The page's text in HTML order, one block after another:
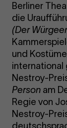
Berliner
die
(Der
und
Nestroy-
Person am
Regie von
Nestroy-